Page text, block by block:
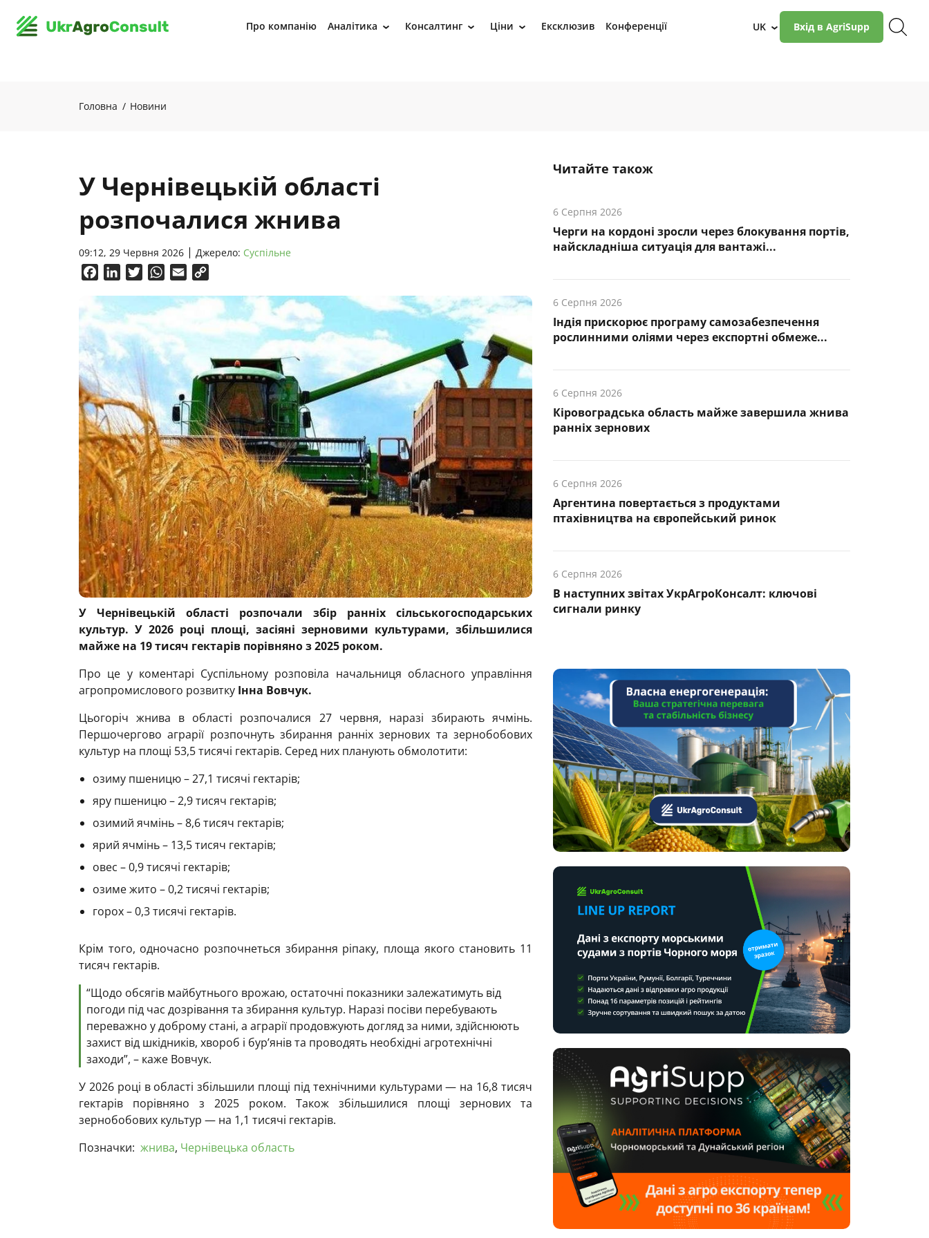
Про компанію Аналітика › Консалтинг › Ціни › Ексклюзив Конференції UK › Вхід в AgriSupp
Головна Новини
У Чернівецькій області
розпочалися жнива
09:12, 29 Червня 2026 Джерело: Суспільне
FacebookLinkedInTwitterWhatsApp
Email
У Чернівецькій області розпочали збір ранніх сільськогосподарських
культур. У 2026 році площі, засіяні зерновими культурами, збільшилися
майже на 19 тисяч гектарів порівняно з 2025 роком.
Про це у коментарі Суспільному розповіла начальниця обласного управління
агропромислового розвитку Інна Вовчук.
Цьогоріч жнива в області розпочалися 27 червня, наразі збирають ячмінь.
Першочергово аграрії розпочнуть збирання ранніх зернових та зернобобових
культур на площі 53,5 тисячі гектарів. Серед них планують обмолотити:
озиму пшеницю – 27,1 тисячі гектарів;
яру пшеницю – 2,9 тисяч гектарів;
озимий ячмінь – 8,6 тисяч гектарів;
ярий ячмінь – 13,5 тисяч гектарів;
овес – 0,9 тисячі гектарів;
озиме жито – 0,2 тисячі гектарів;
горох – 0,3 тисячі гектарів.
Крім того, одночасно розпочнеться збирання ріпаку, площа якого становить 11
тисяч гектарів.
“Щодо обсягів майбутнього врожаю, остаточні показники залежатимуть від
погоди під час дозрівання та збирання культур. Наразі посіви перебувають
переважно у доброму стані, а аграрії продовжують догляд за ними, здійснюють
захист від шкідників, хвороб і бур’янів та проводять необхідні агротехнічні
заходи”, – каже Вовчук.
У 2026 році в області збільшили площі під технічними культурами — на 16,8 тисяч
гектарів порівняно з 2025 роком. Також збільшилися площі зернових та
зернобобових культур — на 1,1 тисячі гектарів.
Позначки: жнива, Чернівецька область
Читайте також
6 Серпня 2026
Черги на кордоні зросли через блокування портів,
найскладніша ситуація для вантажі...
6 Серпня 2026
Індія прискорює програму самозабезпечення
рослинними оліями через експортні обмеже...
6 Серпня 2026
Кіровоградська область майже завершила жнива
ранніх зернових
6 Серпня 2026
Аргентина повертається з продуктами
птахівництва на європейський ринок
6 Серпня 2026
В наступних звітах УкрАгроКонсалт: ключові
cигнали ринку